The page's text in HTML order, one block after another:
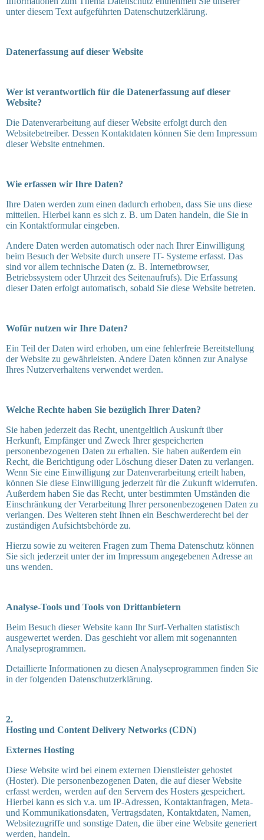
unter diesem Text aufgeführten Datenschutzerklärung.
Datenerfassung auf dieser Website
Wer ist verantwortlich für die Datenerfassung auf dieser
Website?
Die Datenverarbeitung auf dieser Website erfolgt durch den
Websitebetreiber. Dessen Kontaktdaten können Sie dem Impressum
dieser Website entnehmen.
Wie erfassen wir Ihre Daten?
Ihre Daten werden zum einen dadurch erhoben, dass Sie uns diese
mitteilen. Hierbei kann es sich z. B. um Daten handeln, die Sie in
ein Kontaktformular eingeben.
Andere Daten werden automatisch oder nach Ihrer Einwilligung
beim Besuch der Website durch unsere IT- Systeme erfasst. Das
sind vor allem technische Daten (z. B. Internetbrowser,
Betriebssystem oder Uhrzeit des Seitenaufrufs). Die Erfassung
dieser Daten erfolgt automatisch, sobald Sie diese Website betreten.
Wofür nutzen wir Ihre Daten?
Ein Teil der Daten wird erhoben, um eine fehlerfreie Bereitstellung
der Website zu gewährleisten. Andere Daten können zur Analyse
Ihres Nutzerverhaltens verwendet werden.
Welche Rechte haben Sie bezüglich Ihrer Daten?
Sie haben jederzeit das Recht, unentgeltlich Auskunft über
Herkunft, Empfänger und Zweck Ihrer gespeicherten
personenbezogenen Daten zu erhalten. Sie haben außerdem ein
Recht, die Berichtigung oder Löschung dieser Daten zu verlangen.
Wenn Sie eine Einwilligung zur Datenverarbeitung erteilt haben,
können Sie diese Einwilligung jederzeit für die Zukunft widerrufen.
Außerdem haben Sie das Recht, unter bestimmten Umständen die
Einschränkung der Verarbeitung Ihrer personenbezogenen Daten zu
verlangen. Des Weiteren steht Ihnen ein Beschwerderecht bei der
zuständigen Aufsichtsbehörde zu.
Hierzu sowie zu weiteren Fragen zum Thema Datenschutz können
Sie sich jederzeit unter der im Impressum angegebenen Adresse an
uns wenden.
Analyse-Tools und Tools von Drittanbietern
Beim Besuch dieser Website kann Ihr Surf-Verhalten statistisch
ausgewertet werden. Das geschieht vor allem mit sogenannten
Analyseprogrammen.
Detaillierte Informationen zu diesen Analyseprogrammen finden Sie
in der folgenden Datenschutzerklärung.
2.
Hosting und Content Delivery Networks (CDN)
Externes Hosting
Diese Website wird bei einem externen Dienstleister gehostet
(Hoster). Die personenbezogenen Daten, die auf dieser Website
erfasst werden, werden auf den Servern des Hosters gespeichert.
Hierbei kann es sich v.a. um IP-Adressen, Kontaktanfragen, Meta-
und Kommunikationsdaten, Vertragsdaten, Kontaktdaten, Namen,
Websitezugriffe und sonstige Daten, die über eine Website generiert
werden, handeln.